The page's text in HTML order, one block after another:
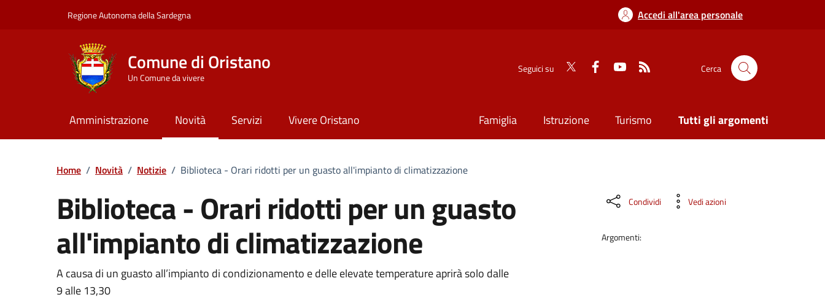
Regione Autonoma della Sardegna Accedi all'area personale
Comune di Oristano
Un Comune da vivere
Seguici su Cerca
Amministrazione Novità Servizi Vivere Oristano Famiglia Istruzione Turismo Tutti gli argomenti
Home / Novità / Notizie / Biblioteca - Orari ridotti per un guasto all'impianto di climatizzazione
Biblioteca - Orari ridotti per un guasto
all'impianto di climatizzazione
Dettagli della notizia
A causa di un guasto all’impianto di condizionamento e delle elevate temperature aprirà solo dalle
9 alle 13,30
Condividi Vedi azioni
Argomenti: